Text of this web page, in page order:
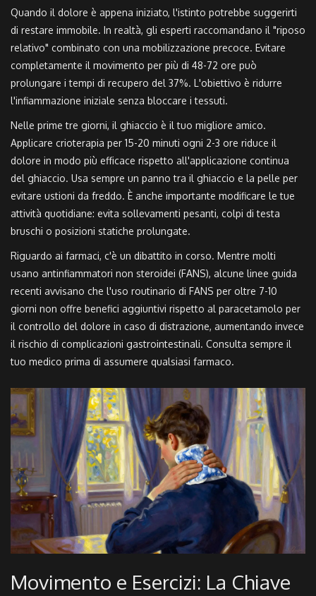
Quando il dolore è appena iniziato, l'istinto potrebbe suggerirti
di restare immobile. In realtà, gli esperti raccomandano il "riposo
relativo" combinato con una mobilizzazione precoce. Evitare
completamente il movimento per più di 48-72 ore può
prolungare i tempi di recupero del 37%. L'obiettivo è ridurre
l'infiammazione iniziale senza bloccare i tessuti.
Nelle prime tre giorni, il ghiaccio è il tuo migliore amico.
Applicare crioterapia per 15-20 minuti ogni 2-3 ore riduce il
dolore in modo più efficace rispetto all'applicazione continua
del ghiaccio. Usa sempre un panno tra il ghiaccio e la pelle per
evitare ustioni da freddo. È anche importante modificare le tue
attività quotidiane: evita sollevamenti pesanti, colpi di testa
bruschi o posizioni statiche prolungate.
Riguardo ai farmaci, c'è un dibattito in corso. Mentre molti
usano antinfiammatori non steroidei (FANS), alcune linee guida
recenti avvisano che l'uso routinario di FANS per oltre 7-10
giorni non offre benefici aggiuntivi rispetto al paracetamolo per
il controllo del dolore in caso di distrazione, aumentando invece
il rischio di complicazioni gastrointestinali. Consulta sempre il
tuo medico prima di assumere qualsiasi farmaco.
Movimento e Esercizi: La Chiave